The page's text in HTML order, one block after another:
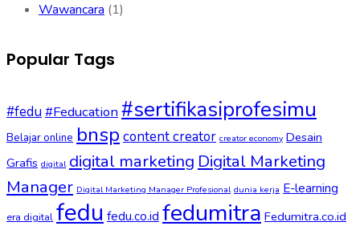
Wawancara (1)
Popular Tags
#fedu#Feducation#sertifikasiprofesimu
Belajar online bnsp content creator creator economy Desain
Grafis digital digital marketing Digital Marketing
Manager Digital Marketing Manager Profesional dunia kerja E-learning
era digital fedu fedu.co.id fedumitra Fedumitra.co.id